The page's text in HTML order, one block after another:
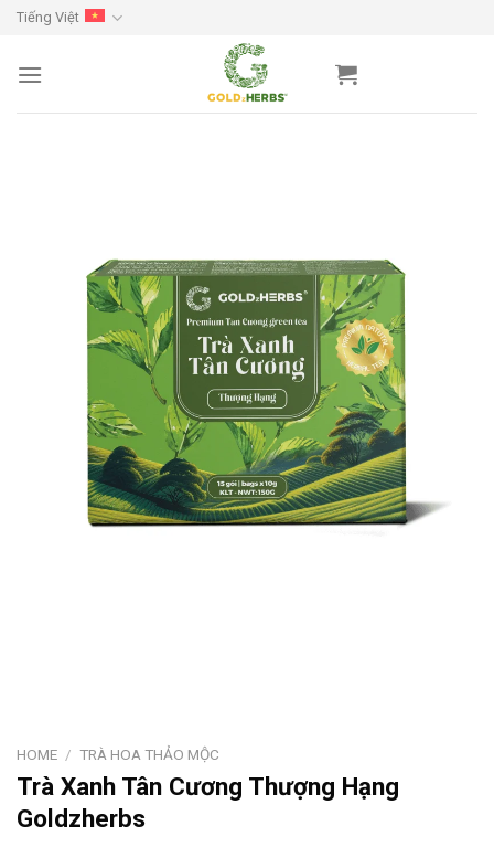
Skip
content
Tiếng Việt
HOME / TRÀ HOA THẢO MỘC
Trà Xanh Tân Cương Thượng Hạng
Goldzherbs